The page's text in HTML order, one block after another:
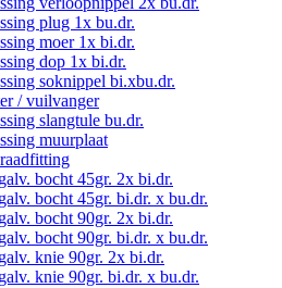
plug 1x bu.dr.
moer 1x bi.dr.
dop 1x bi.dr.
soknippel bi.xbu.dr.
/ vuilvanger
slangtule bu.dr.
muurplaat
bocht 45gr. 2x bi.dr.
bocht 45gr. bi.dr. x bu.dr.
bocht 90gr. 2x bi.dr.
bocht 90gr. bi.dr. x bu.dr.
knie 90gr. 2x bi.dr.
knie 90gr. bi.dr. x bu.dr.